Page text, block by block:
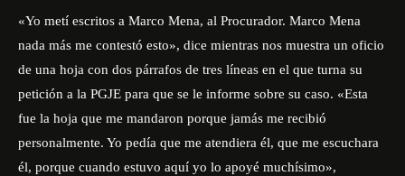
«Yo metí escritos a Marco Mena, al Procurador. Marco Mena
nada más me contestó esto», dice mientras nos muestra un oficio
de una hoja con dos párrafos de tres líneas en el que turna su
petición a la PGJE para que se le informe sobre su caso. «Esta
fue la hoja que me mandaron porque jamás me recibió
personalmente. Yo pedía que me atendiera él, que me escuchara
él, porque cuando estuvo aquí yo lo apoyé muchísimo»,